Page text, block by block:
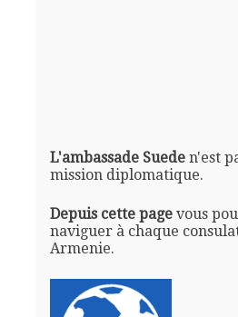
L'ambassade Sueden'est
mission diplomatique.
Depuis cette pagevous
naviguer à chaque
Armenie.